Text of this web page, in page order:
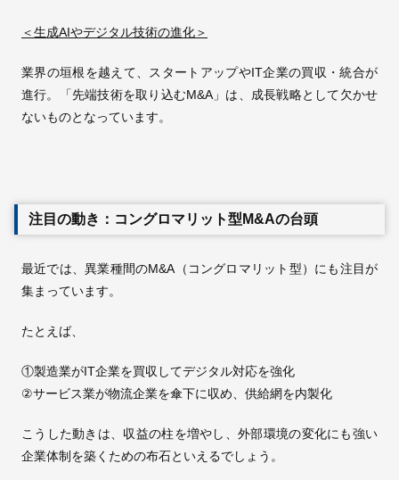
＜生成AIやデジタル技術の進化＞
業界の垣根を越えて、スタートアップやIT企業の買収・統合が
進行。「先端技術を取り込むM&A」は、成長戦略として欠かせ
ないものとなっています。
注目の動き：コングロマリット型M&Aの台頭
最近では、異業種間のM&A（コングロマリット型）にも注目が
集まっています。
たとえば、
①製造業がIT企業を買収してデジタル対応を強化
②サービス業が物流企業を傘下に収め、供給網を内製化
こうした動きは、収益の柱を増やし、外部環境の変化にも強い
企業体制を築くための布石といえるでしょう。